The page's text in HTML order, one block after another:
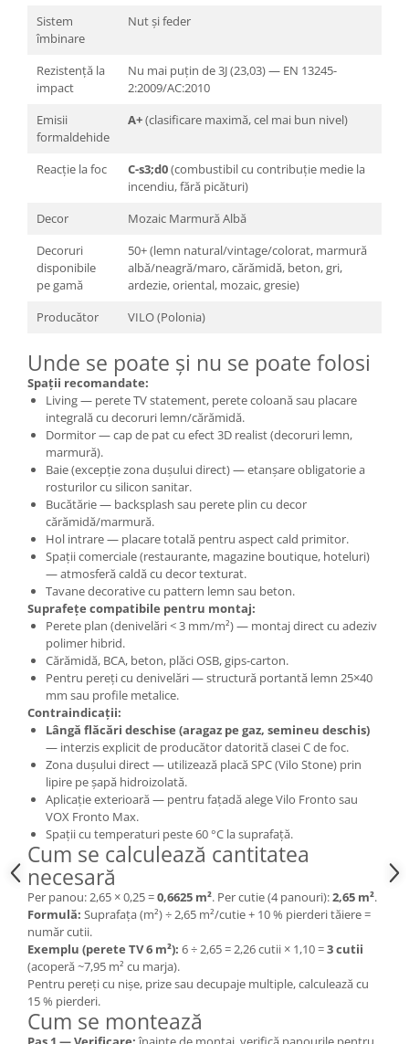
Sistem
îmbinare
Nut și feder
Rezistență la
impact
Nu mai puțin de 3J (23,03) — EN 13245-
2:2009/AC:2010
Emisii
formaldehide
A+(clasificare maximă, cel mai bun nivel)
Reacție la foc C-s3;d0(combustibil cu contribuție medie la
incendiu, fără picături)
Decor
Mozaic Marmură Albă
Decoruri
disponibile
pe gamă
50+ (lemn natural/vintage/colorat, marmură
albă/neagră/maro, cărămidă, beton, gri,
ardezie, oriental, mozaic, gresie)
Producător
VILO (Polonia)
Unde se poate și nu se poate folosi
Spații recomandate:
Living — perete TV statement, perete coloană sau placare
integrală cu decoruri lemn/cărămidă.
Dormitor — cap de pat cu efect 3D realist (decoruri lemn,
marmură).
Baie (excepție zona dușului direct) — etanșare obligatorie a
rosturilor cu silicon sanitar.
Bucătărie — backsplash sau perete plin cu decor
cărămidă/marmură.
Hol intrare — placare totală pentru aspect cald primitor.
Spații comerciale (restaurante, magazine boutique, hoteluri)
— atmosferă caldă cu decor texturat.
Tavane decorative cu pattern lemn sau beton.
Suprafețe compatibile pentru montaj:
Perete plan (denivelări < 3 mm/m²) — montaj direct cu adeziv
polimer hibrid.
Cărămidă, BCA, beton, plăci OSB, gips-carton.
Pentru pereți cu denivelări — structură portantă lemn 25×40
mm sau profile metalice.
Contraindicații:
Lângă flăcări deschise (aragaz pe gaz, semineu deschis)
— interzis explicit de producător datorită clasei C de foc.
Zona dușului direct — utilizează placă SPC (Vilo Stone) prin
lipire pe șapă hidroizolată.
Aplicație exterioară — pentru fațadă alege Vilo Fronto sau
VOX Fronto Max.
Spații cu temperaturi peste 60 °C la suprafață.
Cum se calculează cantitatea
necesară
Per panou: 2,65 × 0,25 =0,6625 m². Per cutie (4 panouri):2,65 m².
Formulă: Suprafața (m²) ÷ 2,65 m²/cutie + 10 % pierderi tăiere =
număr cutii.
Exemplu (perete TV 6 m²): 6 ÷ 2,65 = 2,26 cutii × 1,10 =3 cutii
(acoperă ~7,95 m² cu marja).
Pentru pereți cu nișe, prize sau decupaje multiple, calculează cu
15 % pierderi.
Cum se montează